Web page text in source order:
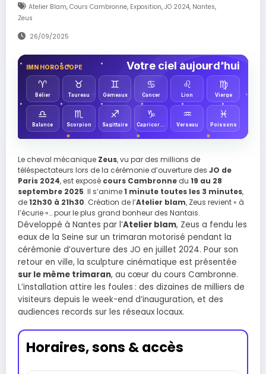
Atelier Blam, Cours Cambronne, Exposition, JO 2024, Nantes,
Zeus
26/09/2025
IMN HOROSCOPE Votre ciel aujourd’hui
♈︎
Bélier
♉︎
Taureau
♊︎
Gémeaux
♋︎
Cancer
♌︎
Lion
♍︎
Vierge
♎︎
Balance
♏︎
Scorpion
♐︎
Sagittaire
♑︎
Capricorne
♒︎
Verseau
♓︎
Poissons
Le cheval mécanique Zeus, vu par des millions de
téléspectateurs lors de la cérémonie d’ouverture des JO de
Paris 2024, est exposé cours Cambronne du 19 au 28
septembre 2025. Il s’anime1 minute toutes les 3 minutes,
de12h30 à 21h30. Création de l’Atelier blam, Zeus revient « à
l’écurie »… pour le plus grand bonheur des Nantais.
Développé à Nantes par l’Atelier blam, Zeus a fendu les
eaux de la Seine sur un trimaran motorisé pendant la
cérémonie d’ouverture des JO en juillet 2024. Pour son
retour en ville, la sculpture cinématique est présentée
sur le même trimaran, au cœur du cours Cambronne.
L’installation attire les foules : des dizaines de milliers de
visiteurs depuis le week-end d’inauguration, et des
audiences records sur les réseaux locaux.
Horaires, sons & accès